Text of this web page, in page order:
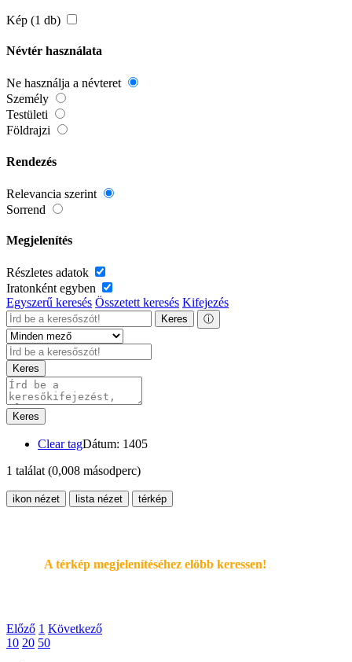
Kép (1 db)
Névtér használata
Ne használja a névteret
Személy
Testületi
Földrajzi
Rendezés
Relevancia szerint
Sorrend
Megjelenítés
Részletes adatok
Iratonként egyben
Egyszerű keresés Összetett keresés Kifejezés
Keres ⓘ
Keres
Keres
Clear tagDátum: 1405
1 találat(0,008 másodperc)
ikon nézet lista nézet térkép
A térkép megjelenítéséhez elöbb keressen!
Előző 1 Következő
10 20 50